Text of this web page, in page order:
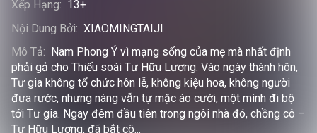
Xếp Hạng: 13+
Nội Dung Bởi: XIAOMINGTAIJI
Mô Tả: Nam Phong Ý vì mạng sống của mẹ mà nhất định
phải gả cho Thiếu soái Tư Hữu Lương. Vào ngày thành hôn,
Tư gia không tổ chức hôn lễ, không kiệu hoa, không người
đưa rước, nhưng nàng vẫn tự mặc áo cưới, một mình đi bộ
tới Tư gia. Ngay đêm đầu tiên trong ngôi nhà đó, chồng cô –
Tư Hữu Lương, đã bắt cô...